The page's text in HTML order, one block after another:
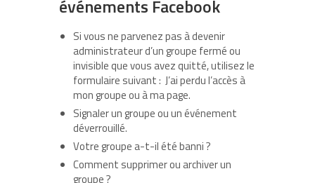
événements Facebook
Si vous ne parvenez pas à devenir
administrateur d’un groupe fermé ou
invisible que vous avez quitté, utilisez le
formulaire suivant : J’ai perdu l’accès à
mon groupe ou à ma page.
Signaler un groupe ou un événement
déverrouillé.
Votre groupe a-t-il été banni ?
Comment supprimer ou archiver un
groupe ?